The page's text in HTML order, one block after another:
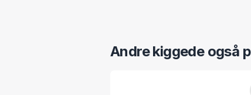
Andre kiggede også